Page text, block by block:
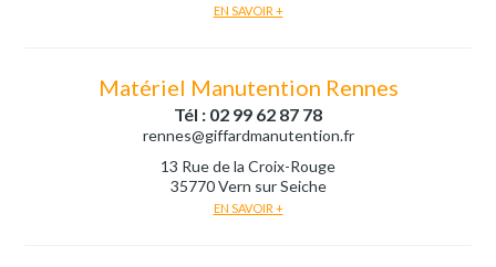
EN SAVOIR +
Matériel Manutention Rennes
Tél : 02 99 62 87 78
rennes@giffardmanutention.fr
13 Rue de la Croix-Rouge
35770 Vern sur Seiche
EN SAVOIR +